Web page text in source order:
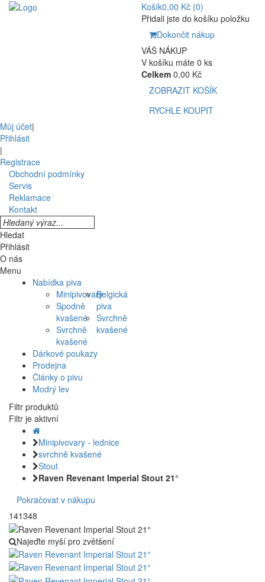
Košík0,00 Kč (0)
Přidali jste do košíku položku
Dokončit nákup
VÁŠ NÁKUP
V košíku máte 0 ks
Celkem 0,00 Kč
ZOBRAZIT KOŠÍK
RYCHLE KOUPIT
Můj účet|
Přihlásit
|
Registrace
Obchodní podmínky
Servis
Reklamace
Kontakt
Hledat
Přihlásit
O nás
Menu
Nabídka piva
Minipivovary
Spodně
kvašené
Svrchně
kvašené
Belgická
piva
Svrchně
kvašené
Dárkové poukazy
Prodejna
Články o pivu
Modrý lev
Filtr produktů
Filtr je aktivní
Minipivovary - lednice
svrchně kvašené
Stout
Raven Revenant Imperial Stout 21°
Pokračovat v nákupu
141348
Najeďte myší pro zvětšení